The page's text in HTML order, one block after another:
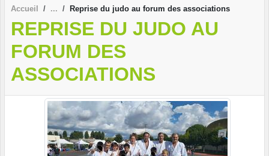
Accueil Reprise du judo au forum des associations
REPRISE DU JUDO AU
FORUM DES
ASSOCIATIONS